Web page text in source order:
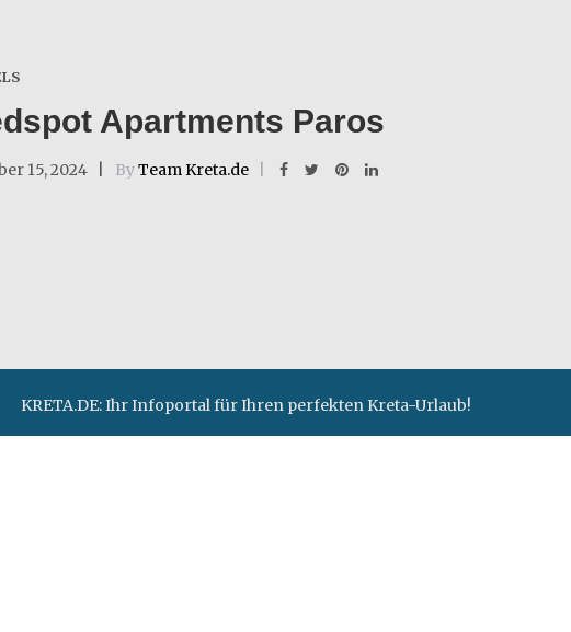
Apartments Paros
15, 2024 ByTeam Kreta.de
KRETA.DE: Ihr Infoportal für Ihren perfekten Kreta-Urlaub!